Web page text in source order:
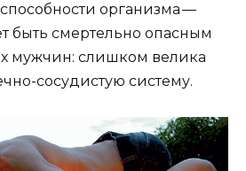
организма —
быть смертельно опасным
мужчин: слишком велика
сосудистую систему.